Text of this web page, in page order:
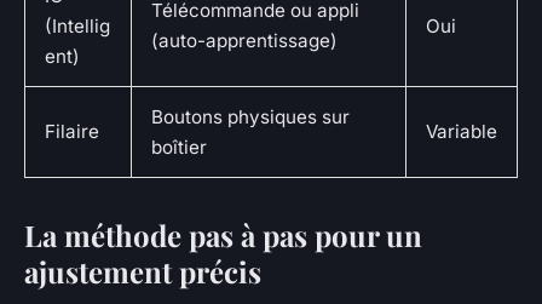
(Intellig
ent)
Télécommande ou appli
(auto-apprentissage)
Oui
Filaire
Boutons physiques sur
boîtier
Variable
La méthode pas à pas pour un
ajustement précis